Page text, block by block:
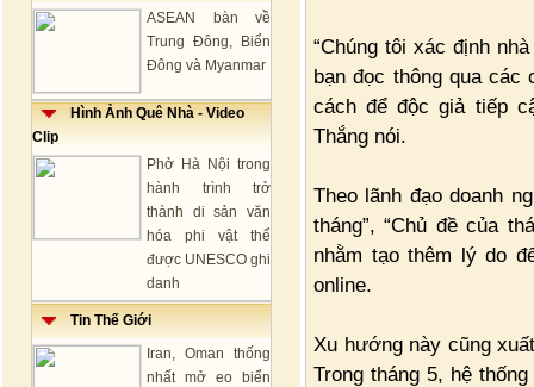
ASEAN bàn về
Trung Đông, Biển
Đông và Myanmar
Hình Ảnh Quê Nhà - Video
Clip
Phở Hà Nội trong
hành trình trở
thành di sản văn
hóa phi vật thể
được UNESCO ghi
danh
Tin Thế Giới
Iran, Oman thống
nhất mở eo biển
“Chúng tôi xác định
bạn đọc thông qua
cách để độc giả tiếp
Thắng nói.
Theo lãnh đạo doanh
tháng”, “Chủ đề của
nhằm tạo thêm lý do
online.
Xu hướng này cũng
Trong tháng 5, hệ